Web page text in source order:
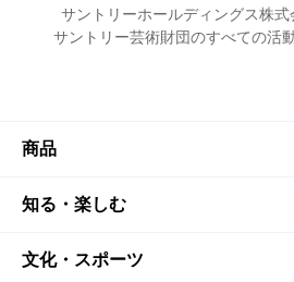
サントリーホールディングス株式
サントリー芸術財団のすべての活
商品
商品TOP
商品一覧
知る・楽しむ
知る・楽しむTOP
文化・スポーツ